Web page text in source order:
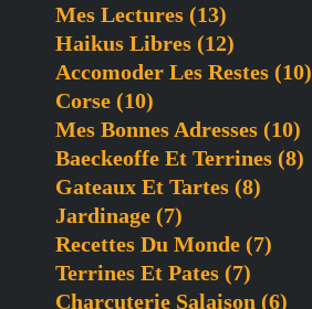
Mes Lectures (13)
Haikus Libres (12)
Accomoder Les Restes (10)
Corse (10)
Mes Bonnes Adresses (10)
Baeckeoffe Et Terrines (8)
Gateaux Et Tartes (8)
Jardinage (7)
Recettes Du Monde (7)
Terrines Et Pates (7)
Charcuterie Salaison (6)